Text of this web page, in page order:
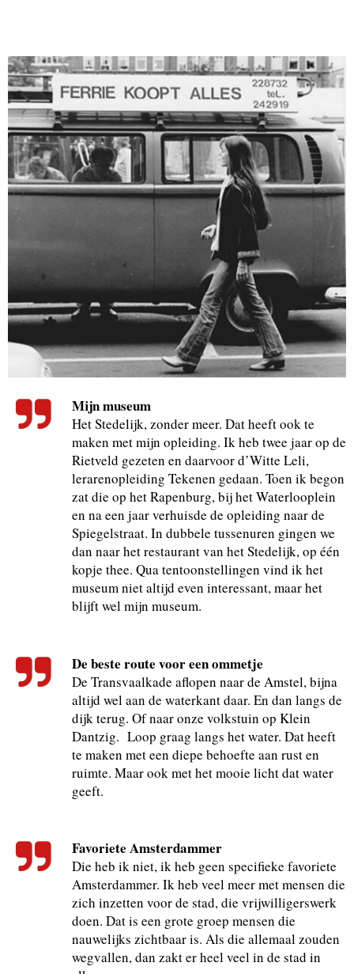
Mijn museum
Het Stedelijk, zonder meer. Dat heeft ook te
maken met mijn opleiding. Ik heb twee jaar op de
Rietveld gezeten en daarvoor d’Witte Leli,
lerarenopleiding Tekenen gedaan. Toen ik begon
zat die op het Rapenburg, bij het Waterlooplein
en na een jaar verhuisde de opleiding naar de
Spiegelstraat. In dubbele tussenuren gingen we
dan naar het restaurant van het Stedelijk, op één
kopje thee. Qua tentoonstellingen vind ik het
museum niet altijd even interessant, maar het
blijft wel mijn museum.
De beste route voor een ommetje
De Transvaalkade aflopen naar de Amstel, bijna
altijd wel aan de waterkant daar. En dan langs de
dijk terug. Of naar onze volkstuin op Klein
Dantzig. Loop graag langs het water. Dat heeft
te maken met een diepe behoefte aan rust en
ruimte. Maar ook met het mooie licht dat water
geeft.
Favoriete Amsterdammer
Die heb ik niet, ik heb geen specifieke favoriete
Amsterdammer. Ik heb veel meer met mensen die
zich inzetten voor de stad, die vrijwilligerswerk
doen. Dat is een grote groep mensen die
nauwelijks zichtbaar is. Als die allemaal zouden
wegvallen, dan zakt er heel veel in de stad in